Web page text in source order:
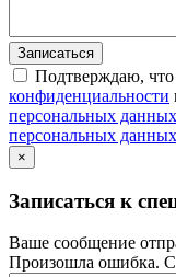
Записаться
Подтверждаю, что
конфиденциальности
персональных данных
персональных данных
×
Записаться к
Ваше сообщение
Произошла ошибка.